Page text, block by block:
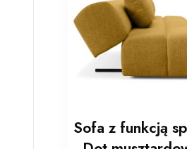
Sofa z funkcją